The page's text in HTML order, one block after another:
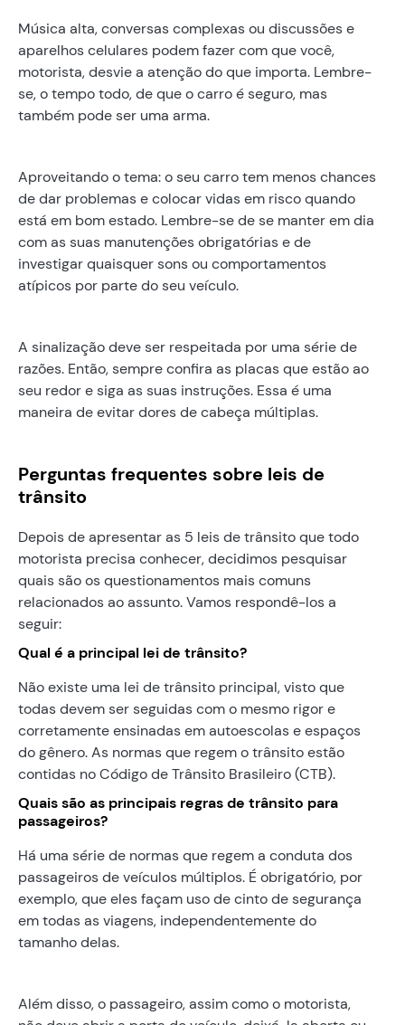
Música alta, conversas complexas ou discussões e
aparelhos celulares podem fazer com que você,
motorista, desvie a atenção do que importa. Lembre-
se, o tempo todo, de que o carro é seguro, mas
também pode ser uma arma.
Aproveitando o tema: o seu carro tem menos chances
de dar problemas e colocar vidas em risco quando
está em bom estado. Lembre-se de se manter em dia
com as suas manutenções obrigatórias e de
investigar quaisquer sons ou comportamentos
atípicos por parte do seu veículo.
A sinalização deve ser respeitada por uma série de
razões. Então, sempre confira as placas que estão ao
seu redor e siga as suas instruções. Essa é uma
maneira de evitar dores de cabeça múltiplas.
Perguntas frequentes sobre leis de
trânsito
Depois de apresentar as 5 leis de trânsito que todo
motorista precisa conhecer, decidimos pesquisar
quais são os questionamentos mais comuns
relacionados ao assunto. Vamos respondê-los a
seguir:
Qual é a principal lei de trânsito?
Não existe uma lei de trânsito principal, visto que
todas devem ser seguidas com o mesmo rigor e
corretamente ensinadas em autoescolas e espaços
do gênero. As normas que regem o trânsito estão
contidas no Código de Trânsito Brasileiro (CTB).
Quais são as principais regras de trânsito para
passageiros?
Há uma série de normas que regem a conduta dos
passageiros de veículos múltiplos. É obrigatório, por
exemplo, que eles façam uso de cinto de segurança
em todas as viagens, independentemente do
tamanho delas.
Além disso, o passageiro, assim como o motorista,